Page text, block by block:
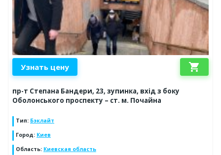
Узнать цену shopping_cart
пр-т Степана Бандери, 23, зупинка, вхід з боку
Оболонського проспекту – ст. м. Почайна
Тип: Бэклайт
Город: Киев
Область: Киевская область